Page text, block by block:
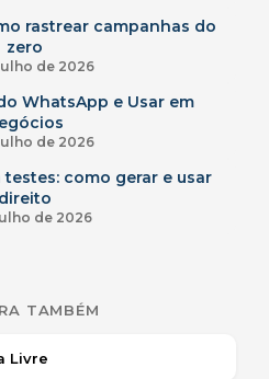
rastrear campanhas do
zero
de 2026
WhatsApp e Usar em
de 2026
como gerar e usar
direito
de 2026
TAMBÉM
Livre